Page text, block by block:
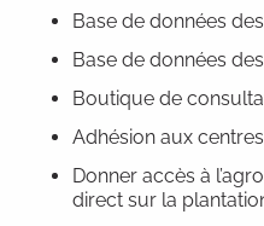
Base de données
Base de données
Boutique de
Adhésion aux
Donner accès à
direct sur la